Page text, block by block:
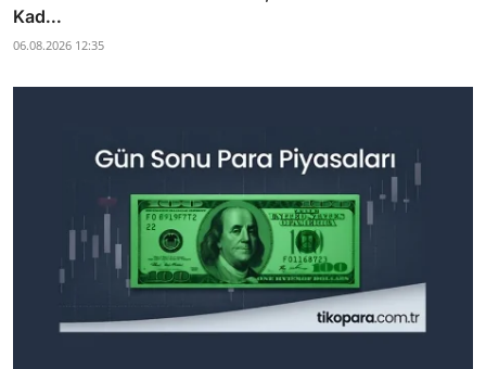
Kad...
06.08.2026 12:35